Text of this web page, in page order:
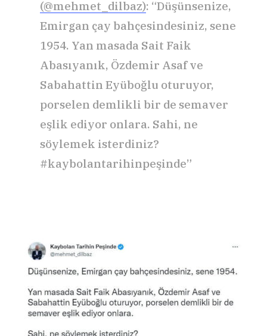
(@mehmet_dilbaz): “Düşünsenize,
Emirgan çay bahçesindesiniz, sene
1954. Yan masada Sait Faik
Abasıyanık, Özdemir Asaf ve
Sabahattin Eyüboğlu oturuyor,
porselen demlikli bir de semaver
eşlik ediyor onlara. Sahi, ne
söylemek isterdiniz?
#kaybolantarihinpeşinde”